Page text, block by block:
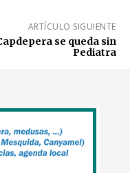
ARTÍCULO SIGUIENTE
se queda sin
Pediatra